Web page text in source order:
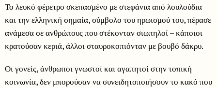
Το λευκό φέρετρο σκεπασμένο με στεφάνια από λουλούδια
και την ελληνική σημαία, σύμβολο του ηρωισμού του, πέρασε
ανάμεσα σε ανθρώπους που στέκονταν σιωπηλοί – κάποιοι
κρατούσαν κεριά, άλλοι σταυροκοπιόνταν με βουβό δάκρυ.
Οι γονείς, άνθρωποι γνωστοί και αγαπητοί στην τοπική
κοινωνία, δεν μπορούσαν να συνειδητοποιήσουν το κακό που